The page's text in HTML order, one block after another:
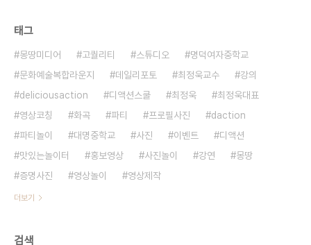
태그
몽땅미디어 고퀄리티 스튜디오
명덕여자중학교
문화예술복합라운지
데일리포토 최정욱교수
강의
deliciousaction
디액션스쿨 최정욱
최정욱대표
영상코칭
화곡 파티 프로필사진
daction
파티놀이
대명중학교 사진 이벤트
디액션
맛있는놀이터
홍보영상 사진놀이 강연
몽땅
증명사진
영상놀이 영상제작
더보기
검색